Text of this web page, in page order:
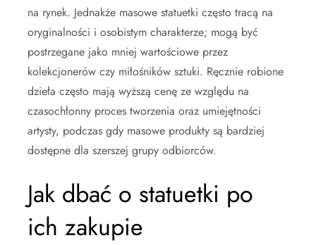
na rynek. Jednakże masowe statuetki często tracą na
oryginalności i osobistym charakterze; mogą być
postrzegane jako mniej wartościowe przez
kolekcjonerów czy miłośników sztuki. Ręcznie robione
dzieła często mają wyższą cenę ze względu na
czasochłonny proces tworzenia oraz umiejętności
artysty, podczas gdy masowe produkty są bardziej
dostępne dla szerszej grupy odbiorców.
Jak dbać o statuetki po
ich zakupie